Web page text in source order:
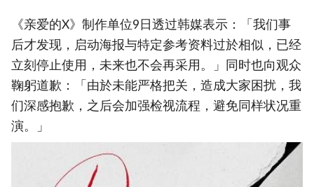
《亲爱的X》制作单位9日透过韩媒表示：「我们事
后才发现，启动海报与特定参考资料过於相似，已经
立刻停止使用，未来也不会再采用。」同时也向观众
鞠躬道歉：「由於未能严格把关，造成大家困扰，我
们深感抱歉，之后会加强检视流程，避免同样状况重
演。」